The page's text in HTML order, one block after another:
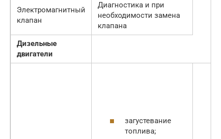
Электромагнитный
клапан
Диагностика и при
необходимости замена
клапана
Дизельные
двигатели
загустевание
топлива;